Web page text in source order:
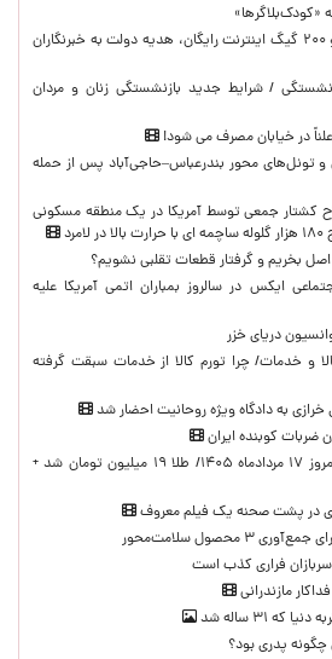
«کودک‌بلاگرها»
۵۰۰ هزارتومان وجه نقد و ۲۰۰ گیگ اینترنت رایگان، هدیه دولت به خبرنگاران
/ شرایط جدید بازنشستگی زنان و مردان
در خیابان مصرف می شود!
تونل‌های محور بندرعباس–حاجی‌آباد پس از حمله
کشتار جمعی توسط آمریکا در یک منطقه مسکونی
اصل بخریم و گرفتار قطعات تقلبی نشویم؟
ایکس در سالروز بمباران اتمی آمریکا علیه
دریای خزر
کالا و خدمات/ چرا تورم کالا از خدمات سبقت گرفته
به دادگاه ویژه روحانیت احضار شد
ضربات کوبنده ایران
قیمت جدید طلا و سکه امروز ۱۷ مردادماه ۱۴۰۵/ طلا ۱۹ میلیون تومان شد +
در پشت صحنه یک فیلم معروف
محصول سلامت‌محور
فراری کذب است
مازندرانی
۳۱ ساله شد
پدری بود؟